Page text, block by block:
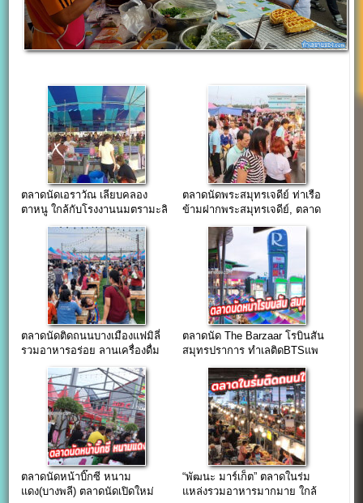
ตลาดนัดเอราวัณ เลียบคลอง
ตาหนู ใกล้กับโรงงานนมตรามะลิ
ตลาดนัดพระสมุทรเจดีย์ ท่าเรือ
ข้ามฝากพระสมุทรเจดีย์, ตลาด
ตลาดนัดติดถนนบางเมืองแฟมิลี่
รวมอาหารอร่อย ลานเครื่องดื่ม
ตลาดนัด The Barzaar โรบินสัน
สมุทรปราการ ทำเลติดBTSแพ
ตลาดนัดหน้าบิ๊กซี หนาม
แดง(บางพลี) ตลาดนัดเปิดใหม่
“พัฒนะ มาร์เก็ต” ตลาดในร่ม
แหล่งรวมอาหารมากมาย ใกล้